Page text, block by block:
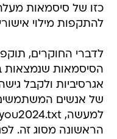
כזו של סיסמאות
להתקפות מילוי
לדברי החוקרים,
הסיסמאות שנמצאות
אגרסיביות ולקבל
של אנשים